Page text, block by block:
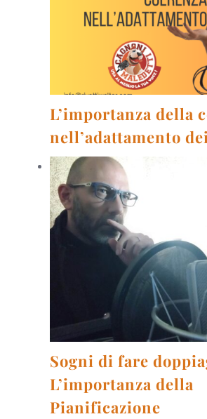
L’importanza della
nell’adattamento
Sogni di fare
L’importanza della
Pianificazione